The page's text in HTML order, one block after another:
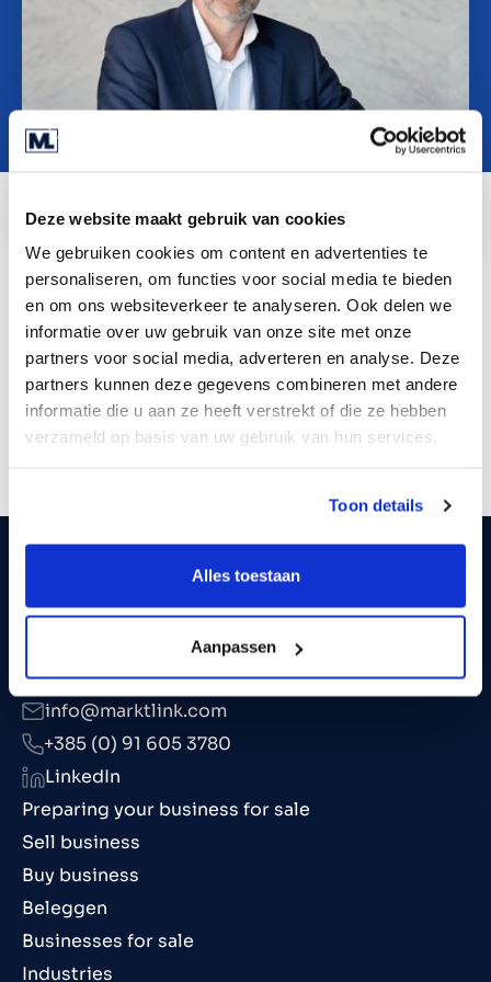
Deze website maakt gebruik van cookies
We gebruiken cookies om content en advertenties te
personaliseren, om functies voor social media te bieden
en om ons websiteverkeer te analyseren. Ook delen we
informatie over uw gebruik van onze site met onze
partners voor social media, adverteren en analyse. Deze
partners kunnen deze gegevens combineren met andere
informatie die u aan ze heeft verstrekt of die ze hebben
verzameld op basis van uw gebruik van hun services.
Toon details
Alles toestaan
Aanpassen
O nama
Contact
SR
Track record
Deal
Uitgekookt pojačava zdravstvenu
misiju akvizicijom kompanije
Handgraf Maaltijden
Preparing your business for sale
Sell business
Buy business
Beleggen
Businesses for sale
Industries
info@marktlink.com
+385 (0) 91 605 3780
LinkedIn